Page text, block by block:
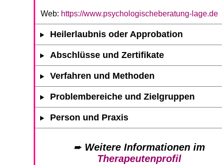
Web: https://www.psychologischeberatung-lage.de
Heilerlaubnis oder Approbation
Abschlüsse und Zertifikate
Verfahren und Methoden
Problembereiche und Zielgruppen
Person und Praxis
➨ Weitere Informationen im
Therapeutenprofil